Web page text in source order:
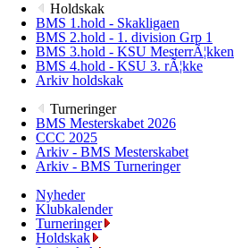
Holdskak
BMS 1.hold - Skakligaen
BMS 2.hold - 1. division Grp 1
BMS 3.hold - KSU MesterrÃ¦kken
BMS 4.hold - KSU 3. rÃ¦kke
Arkiv holdskak
Turneringer
BMS Mesterskabet 2026
CCC 2025
Arkiv - BMS Mesterskabet
Arkiv - BMS Turneringer
Nyheder
Klubkalender
Turneringer
Holdskak